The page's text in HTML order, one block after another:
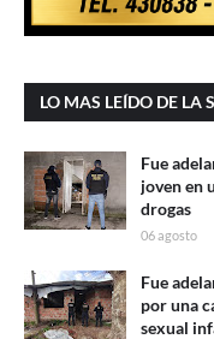
LO MAS LEÍDO DE LA
Fue
joven en
drogas
06 agosto
Fue
por una
sexual